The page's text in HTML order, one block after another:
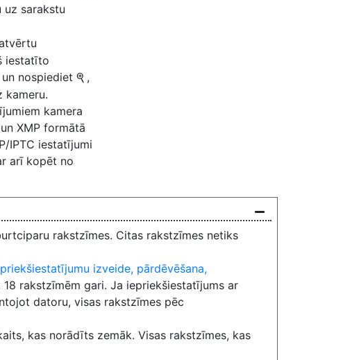
uz sarakstu
iestatīto
nospiediet X ,
kameru.
kamera
XMP formātā
IPTC iestatījumi
arī kopēt no
rakstzīmes. Citas rakstzīmes netiks
izveide, pārdēvēšana,
rakstzīmēm gari. Ja iepriekšiestatījums ar
datoru, visas rakstzīmes pēc
kas norādīts zemāk. Visas rakstzīmes, kas